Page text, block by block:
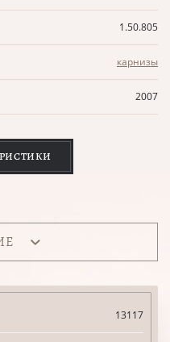
1.50.805
карнизы
2007
13117